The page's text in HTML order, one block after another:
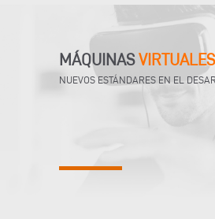
MÁQUINASVIRTUALES
NUEVOS ESTÁNDARES EN EL